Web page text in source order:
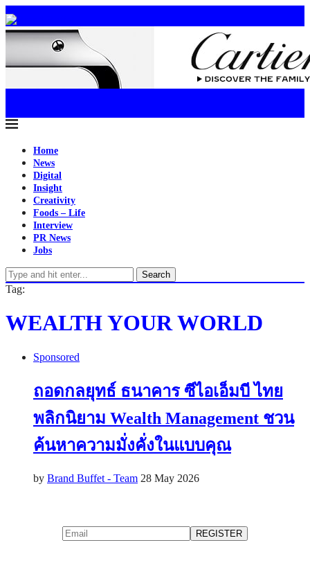
Home
News
Digital
Insight
Creativity
Foods – Life
Interview
PR News
Jobs
Search
Tag:
WEALTH YOUR WORLD
Sponsored
ถอดกลยุทธ์ ธนาคาร ซีไอเอ็มบี ไทย
พลิกนิยาม Wealth Management ชวน
ค้นหาความมั่งคั่งในแบบคุณ
by Brand Buffet - Team 28 May 2026